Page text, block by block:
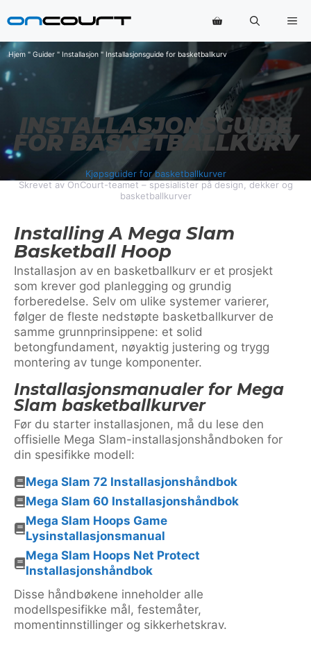
til
Hjem " Guider " Installasjon " Installasjonsguide for basketballkurv
INSTALLASJONSGUIDE
FOR BASKETBALLKURV
Kjøpsguider for basketballkurver
Skrevet av OnCourt-teamet – spesialister på design, dekker og
basketballkurver
Installing A Mega Slam
Basketball Hoop
Installasjon av en basketballkurv er et prosjekt
som krever god planlegging og grundig
forberedelse. Selv om ulike systemer varierer,
følger de fleste nedstøpte basketballkurver de
samme grunnprinsippene: et solid
betongfundament, nøyaktig justering og trygg
montering av tunge komponenter.
Installasjonsmanualer for Mega
Slam basketballkurver
Før du starter installasjonen, må du lese den
offisielle Mega Slam-installasjonshåndboken for
din spesifikke modell:
Mega Slam 72 Installasjonshåndbok
Mega Slam 60 Installasjonshåndbok
Mega Slam Hoops Game
Lysinstallasjonsmanual
Mega Slam Hoops Net Protect
Installasjonshåndbok
Disse håndbøkene inneholder alle
modellspesifikke mål, festemåter,
momentinnstillinger og sikkerhetskrav.